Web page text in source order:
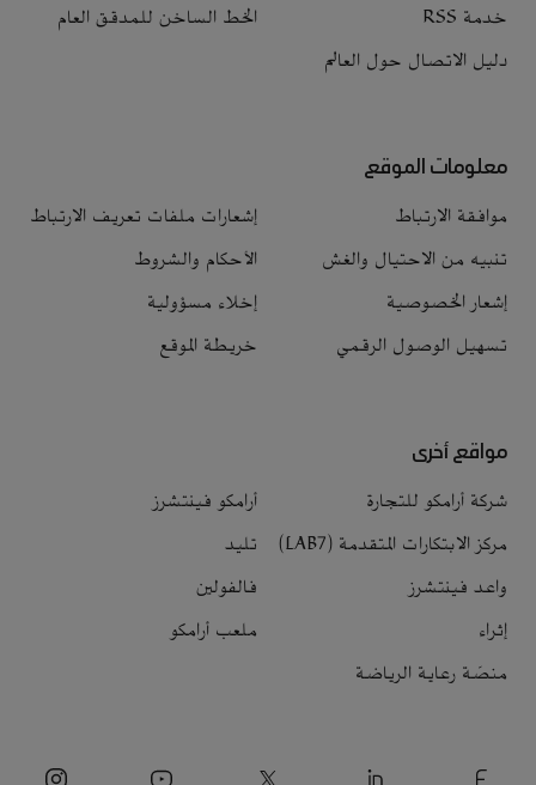
خدمة RSS
الخط الساخن للمدقق العام
دليل الاتصال حول العالم
معلومات الموقع
موافقة الارتباط
إشعارات ملفات تعريف الارتباط
تنبيه من الاحتيال والغش
الأحكام والشروط
إشعار الخصوصية
إخلاء مسؤولية
تسهيل الوصول الرقمي
خريطة الموقع
مواقع أخرى
شركة أرامكو للتجارة
أرامكو فينتشرز
مركز الابتكارات المتقدمة (LAB7)
تليد
واعد فينتشرز
فالفولين
إثراء
ملعب أرامكو
منصّة رعاية الرياضة